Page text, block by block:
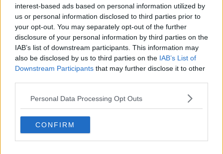
interest-based ads based on personal information utilized by
us or personal information disclosed to third parties prior to
your opt-out. You may separately opt-out of the further
disclosure of your personal information by third parties on the
IAB’s list of downstream participants. This information may
also be disclosed by us to third parties on the IAB’s List of
Downstream Participants that may further disclose it to other
Personal Data Processing Opt Outs
CONFIRM
Malinconie
La scissione
​Sognando i fiumi, il battello e il Corso
Bagnoli e Franconi, è di nuovo ballottaggio
Techetechetè